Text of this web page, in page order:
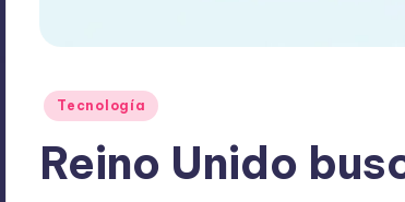
Publicado
Tecnología
Reino Unido